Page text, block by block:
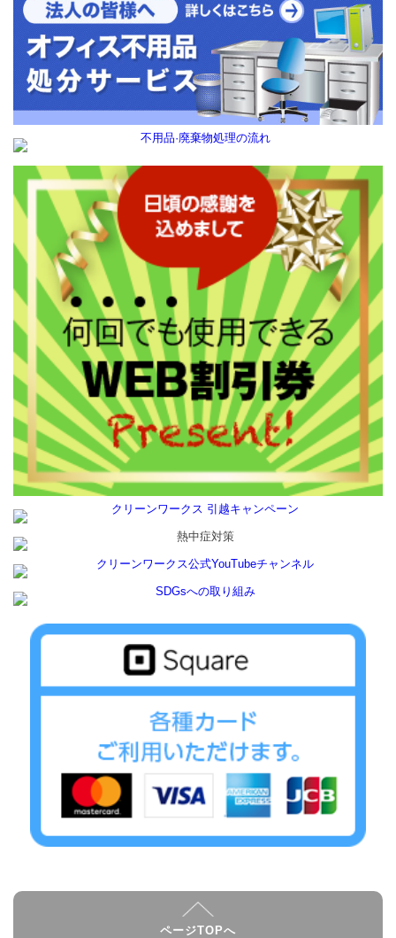
ページTOPへ